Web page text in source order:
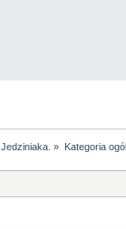
» Kategoria